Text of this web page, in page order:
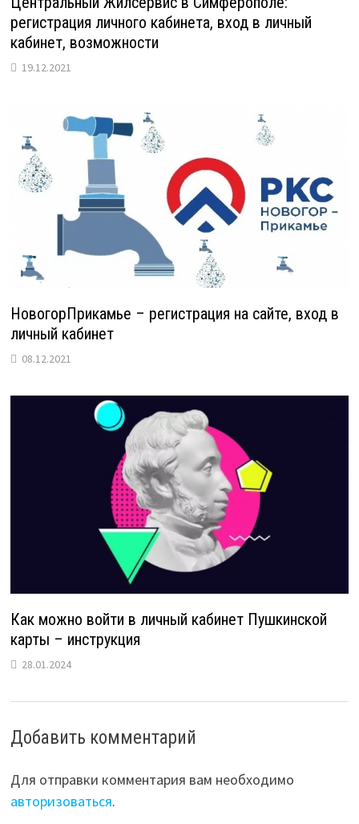
регистрация личного кабинета, вход в личный
кабинет, возможности
19.12.2021
НовогорПрикамье – регистрация на сайте, вход в
личный кабинет
08.12.2021
Как можно войти в личный кабинет Пушкинской
карты – инструкция
28.01.2024
Добавить комментарий
Для отправки комментария вам необходимо
авторизоваться.